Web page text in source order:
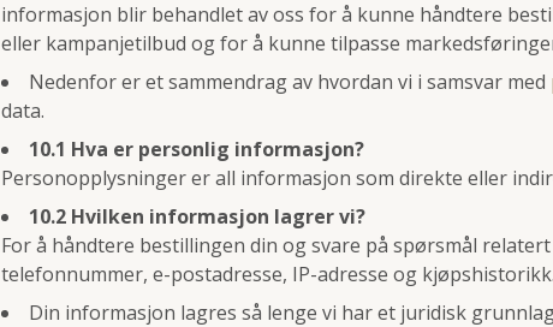
informasjon blir behandlet av oss for å kunne håndtere
eller kampanjetilbud og for å kunne tilpasse
Nedenfor er et sammendrag av hvordan vi i samsvar med
data.
10.1 Hva er personlig informasjon?
Personopplysninger er all informasjon som direkte eller
10.2 Hvilken informasjon lagrer vi?
For å håndtere bestillingen din og svare på spørsmål
telefonnummer, e-postadresse, IP-adresse og kjøpshistorikk.
Din informasjon lagres så lenge vi har et juridisk